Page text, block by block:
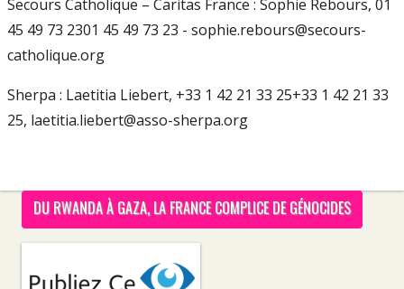
Secours Catholique – Caritas France : Sophie Rebours, 01
45 49 73 2301 45 49 73 23 - sophie.rebours@secours-
catholique.org
Sherpa : Laetitia Liebert, +33 1 42 21 33 25+33 1 42 21 33
25, laetitia.liebert@asso-sherpa.org
DU RWANDA À GAZA, LA FRANCE COMPLICE DE GÉNOCIDES